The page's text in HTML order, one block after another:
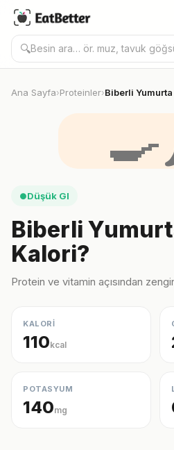
🔍
Ana Sayfa›Proteinler›Biberli Yumurta
●Düşük GI
Biberli
Kalori?
Protein ve vitamin açısından
KALORİ
110kcal
POTASYUM
140mg